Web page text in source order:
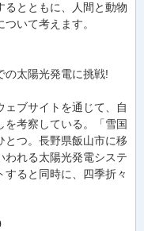
るとともに、人間と動物
いて考えます。
の太陽光発電に挑戦!
ブサイトを通じて、自
考察している。「雪国
とつ。長野県飯山市に移
われる太陽光発電システ
すると同時に、四季折々